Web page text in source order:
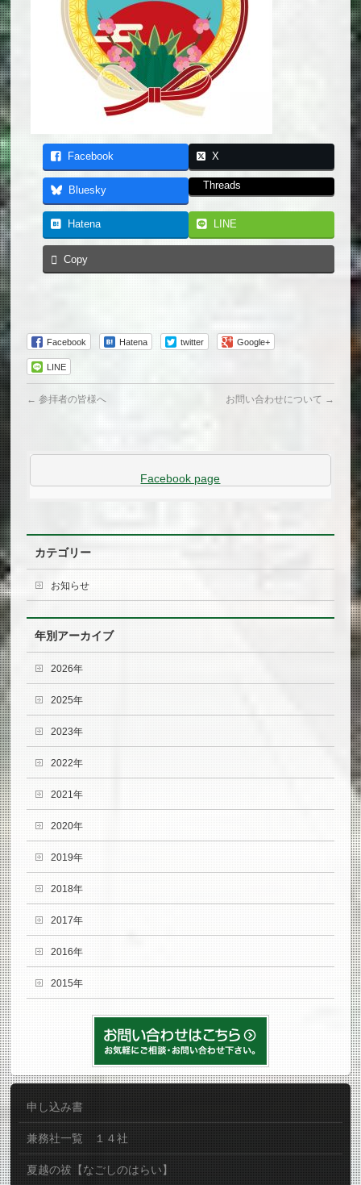
Facebook X
Bluesky Threads
Hatena LINE
Copy
Facebook Hatena twitter Google+
LINE
← 参拝者の皆様へ お問い合わせについて →
Facebook page
カテゴリー
お知らせ
年別アーカイブ
2026年
2025年
2023年
2022年
2021年
2020年
2019年
2018年
2017年
2016年
2015年
申し込み書
兼務社一覧 １４社
夏越の祓【なごしのはらい】